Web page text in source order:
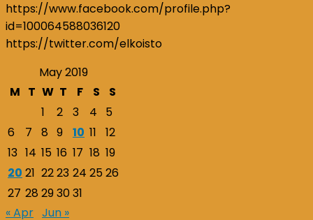
https://www.facebook.com/profile.php?
id=100064588036120
https://twitter.com/elkoisto
May 2019
M T W T F S
S
1
2 3 4
5
6
7 8 9 10 11
12
13 14 15 16 17 18 19
20 21 2223 24 2526
27 28 293031
« Apr Jun »